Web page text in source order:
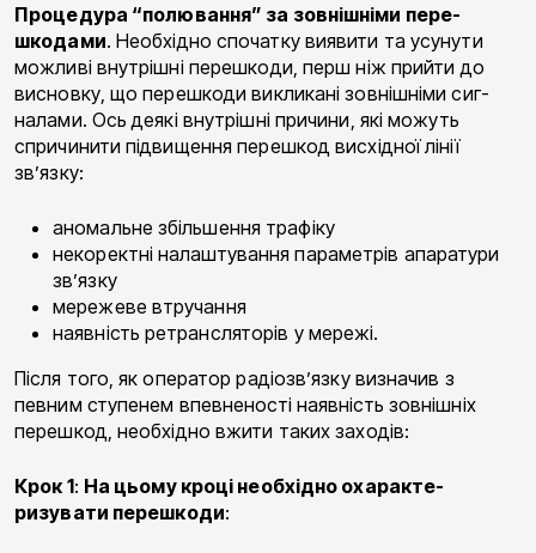
Процедура “полювання” за зовнішніми пере­
шкодами. Необхідно спочатку виявити та усунути
можливі внутрішні перешкоди, перш ніж прийти до
висновку, що перешкоди викликані зовнішніми сиг­
налами. Ось деякі внутрішні причини, які можуть
спричинити підвищення перешкод висхідної лінії
зв’язку:
аномальне збільшення трафіку
некоректні налаштування параметрів апарату­ри
зв’язку
мережеве втручання
наявність ретрансляторів у мережі.
Після того, як оператор радіозв’язку визначив з
певним ступенем впевненості наявність зовнішніх
перешкод, необхідно вжити таких заходів:
Крок1: На цьому кроці необхідно охаракте­
ризувати перешкоди: